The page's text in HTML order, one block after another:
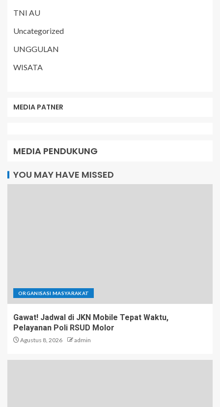
TNI AU
Uncategorized
UNGGULAN
WISATA
MEDIA PATNER
MEDIA PENDUKUNG
YOU MAY HAVE MISSED
ORGANISASI MASYARAKAT
Gawat! Jadwal di JKN Mobile Tepat Waktu,
Pelayanan Poli RSUD Molor
Agustus 8, 2026 admin